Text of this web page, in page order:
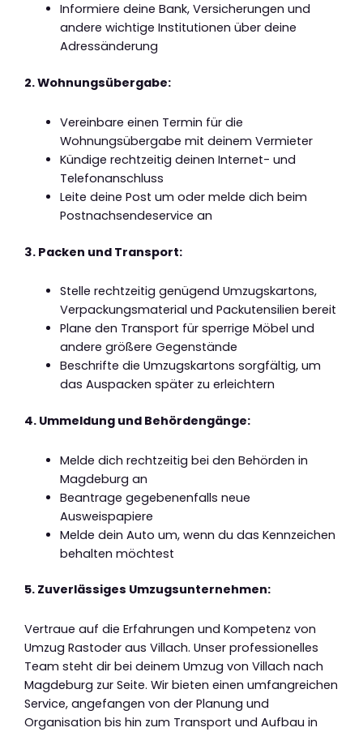
Informiere deine Bank, Versicherungen und
andere wichtige Institutionen über deine
Adressänderung
2. Wohnungsübergabe:
Vereinbare einen Termin für die
Wohnungsübergabe mit deinem Vermieter
Kündige rechtzeitig deinen Internet- und
Telefonanschluss
Leite deine Post um oder melde dich beim
Postnachsendeservice an
3. Packen und Transport:
Stelle rechtzeitig genügend Umzugskartons,
Verpackungsmaterial und Packutensilien bereit
Plane den Transport für sperrige Möbel und
andere größere Gegenstände
Beschrifte die Umzugskartons sorgfältig, um
das Auspacken später zu erleichtern
4. Ummeldung und Behördengänge:
Melde dich rechtzeitig bei den Behörden in
Magdeburg an
Beantrage gegebenenfalls neue
Ausweispapiere
Melde dein Auto um, wenn du das Kennzeichen
behalten möchtest
5. Zuverlässiges Umzugsunternehmen:
Vertraue auf die Erfahrungen und Kompetenz von
Umzug Rastoder aus Villach. Unser professionelles
Team steht dir bei deinem Umzug von Villach nach
Magdeburg zur Seite. Wir bieten einen umfangreichen
Service, angefangen von der Planung und
Organisation bis hin zum Transport und Aufbau in